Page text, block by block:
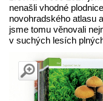
nenašli vhodné
novohradského atlasu
jsme tomu věnovali
v suchých lesích